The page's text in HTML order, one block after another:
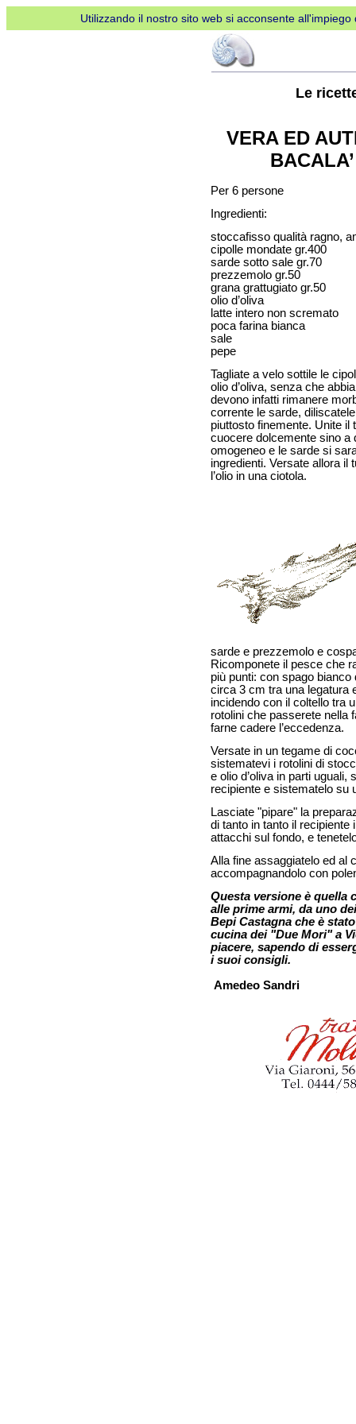
Utilizzando il nostro sito web si acconsente
Le
VERA ED
Per 6 persone
Ingredienti:
stoccafisso qualità ragno,
cipolle mondate gr.400
sarde sotto sale gr.70
prezzemolo gr.50
grana grattugiato gr.50
olio d’oliva
latte intero non scremato
poca farina bianca
sale
pepe
Tagliate a velo sottile le
olio d’oliva, senza che
devono infatti rimanere
corrente le sarde,
piuttosto finemente. Unite il
cuocere dolcemente sino a
omogeneo e le sarde si
ingredienti. Versate allora il
l’olio in una ciotola.
sarde e prezzemolo e
Ricomponete il pesce che
più punti: con spago
circa 3 cm tra una legatura
incidendo con il coltello tra
rotolini che passerete nella
farne cadere l’eccedenza.
Versate in un tegame di
sistematevi i rotolini di
e olio d’oliva in parti
recipiente e sistematelo su
Lasciate "pipare" la
di tanto in tanto il
attacchi sul fondo, e
Alla fine assaggiatelo ed al
accompagnandolo con
Questa versione è quella
alle prime armi, da uno
Bepi Castagna che è
cucina dei "Due Mori" a
piacere, sapendo di
i suoi consigli.
Amedeo Sandri